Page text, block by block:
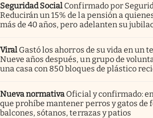
Seguridad Social Confirmado por
Reducirán un 15% de la pensión a
más de 40 años, pero adelanten su
Viral Gastó los ahorros de su vida en un
Nueve años después, un grupo de
una casa con 850 bloques de plástico
Nueva normativa Oficial y confirmado:
que prohíbe mantener perros y gatos de
balcones, sótanos, terrazas y patios